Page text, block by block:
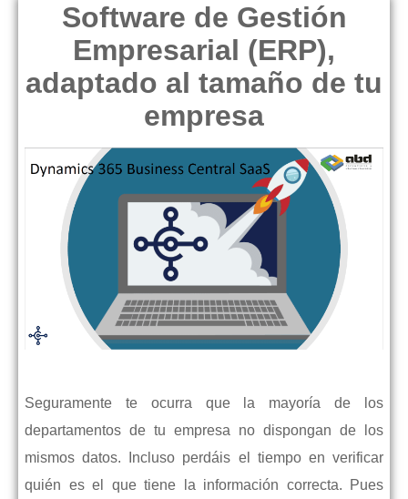
Software de Gestión
Empresarial (ERP),
adaptado al tamaño de tu
empresa
Seguramente te ocurra que la mayoría de los
departamentos de tu empresa no dispongan de los
mismos datos. Incluso perdáis el tiempo en verificar
quién es el que tiene la información correcta. Pues